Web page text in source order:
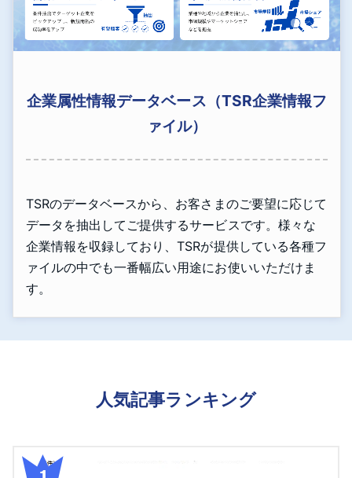
企業属性情報データベース（TSR企業情報フ
ァイル）
TSRのデータベースから、お客さまのご要望に応じて
データを抽出してご提供するサービスです。様々な
企業情報を収録しており、TSRが提供している各種フ
ァイルの中でも一番幅広い用途にお使いいただけま
す。
人気記事ランキング